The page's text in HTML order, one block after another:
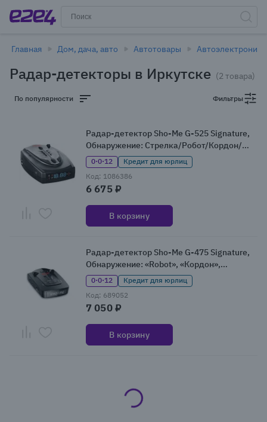
Главная Дом, дача, авто Автотовары Автоэлектроника
Радар-детекторы в Иркутске (2 товара)
По популярности Фильтры
Радар-детектор Sho-Me G-525 Signature,
Обнаружение: Стрелка/Робот/Кордон/
Крис/Искра/Кречет
0·0·12
Кредит для юрлиц
Код: 1086386
6 675 ₽
В корзину
Радар-детектор Sho-Me G-475 Signature,
Обнаружение: «Robot», «Кордон»,
«Стрелка»
0·0·12
Кредит для юрлиц
Код: 689052
7 050 ₽
В корзину